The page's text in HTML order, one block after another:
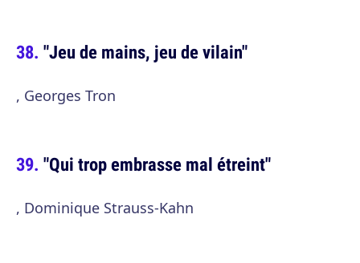
"Jeu de mains, jeu de vilain"
, Georges Tron
"Qui trop embrasse mal étreint"
, Dominique Strauss-Kahn